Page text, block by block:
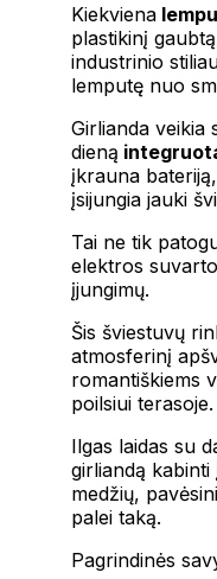
Kiekviena
plastikinį
industrinio
lemputę nuo
Girlianda veikia
dieną
įkrauna
įsijungia jauki
Tai ne tik
elektros
įjungimų.
Šis šviestuvų
atmosferinį
romantiškiems
poilsiui terasoje.
Ilgas laidas su
girliandą
medžių,
palei taką.
Pagrindinės